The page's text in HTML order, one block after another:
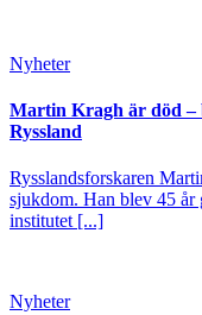
Nyheter
Martin Kragh är död –
Ryssland
Rysslandsforskaren
sjukdom. Han blev 45 år
institutet [...]
Nyheter